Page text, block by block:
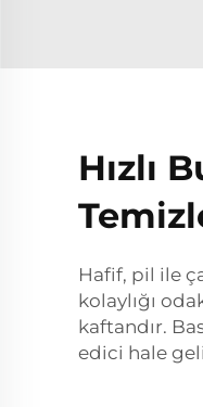
Hızlı
Hafif, pil ile
kolaylığı
kaftandır.
edici hale